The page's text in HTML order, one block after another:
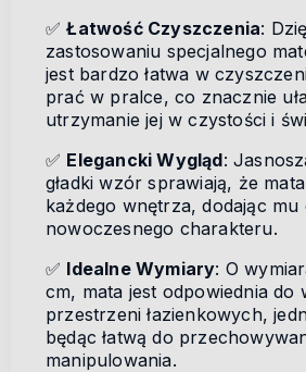
✅Łatwość Czyszczenia:
zastosowaniu specjalnego
jest bardzo łatwa w
prać w pralce, co znacznie
utrzymanie jej w czystości i
✅ Elegancki Wygląd:
gładki wzór sprawiają, że
każdego wnętrza, dodając mu
nowoczesnego charakteru.
✅ Idealne Wymiary: O
cm, mata jest odpowiednia do
przestrzeni łazienkowych,
będąc łatwą do
manipulowania.